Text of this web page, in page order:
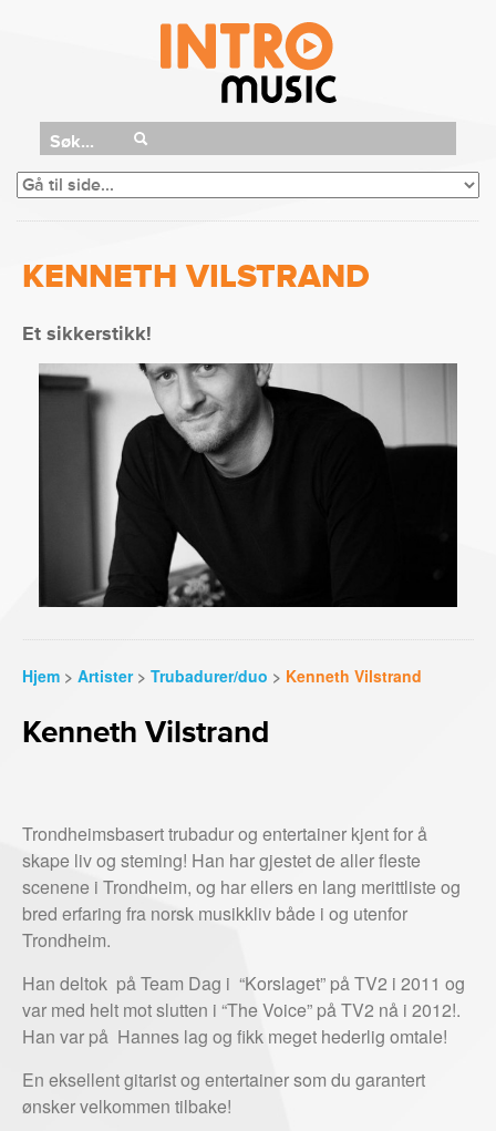
Søk...
KENNETH VILSTRAND
Et sikkerstikk!
Hjem > Artister> Trubadurer/duo > Kenneth Vilstrand
Kenneth Vilstrand
Trondheimsbasert trubadur og entertainer kjent for å
skape liv og steming! Han har gjestet de aller fleste
scenene i Trondheim, og har ellers en lang merittliste og
bred erfaring fra norsk musikkliv både i og utenfor
Trondheim.
Han deltok på Team Dag i “Korslaget” på TV2 i 2011 og
var med helt mot slutten i “The Voice” på TV2 nå i 2012!.
Han var på Hannes lag og fikk meget hederlig omtale!
En eksellent gitarist og entertainer som du garantert
ønsker velkommen tilbake!